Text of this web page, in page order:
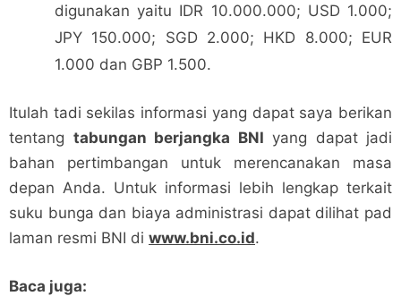
digunakan yaitu IDR 10.000.000; USD 1.000;
JPY 150.000; SGD 2.000; HKD 8.000; EUR
1.000 dan GBP 1.500.
Itulah tadi sekilas informasi yang dapat saya berikan
tentang tabungan berjangka BNI yang dapat jadi
bahan pertimbangan untuk merencanakan masa
depan Anda. Untuk informasi lebih lengkap terkait
suku bunga dan biaya administrasi dapat dilihat pad
laman resmi BNI di www.bni.co.id.
Baca juga: